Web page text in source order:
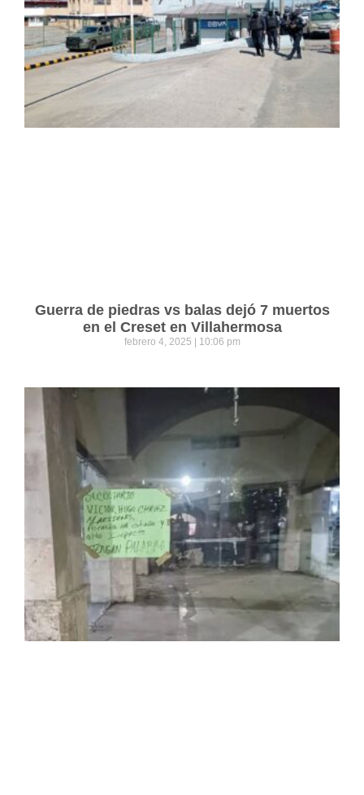
Guerra de piedras vs balas dejó 7 muertos
en el Creset en Villahermosa
febrero 4, 2025 10:06 pm